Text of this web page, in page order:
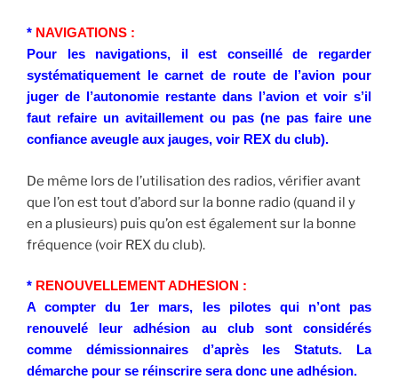
* NAVIGATIONS :
Pour les navigations, il est conseillé de regarder
systématiquement le carnet de route de l’avion pour
juger de l’autonomie restante dans l’avion et voir s’il
faut refaire un avitaillement ou pas (ne pas faire une
confiance aveugle aux jauges, voir REX du club).
De même lors de l’utilisation des radios, vérifier avant
que l’on est tout d’abord sur la bonne radio (quand il y
en a plusieurs) puis qu’on est également sur la bonne
fréquence (voir REX du club).
* RENOUVELLEMENT ADHESION :
A compter du 1er mars, les pilotes qui n’ont pas
renouvelé leur adhésion au club sont considérés
comme démissionnaires d’après les Statuts. La
démarche pour se réinscrire sera donc une adhésion.